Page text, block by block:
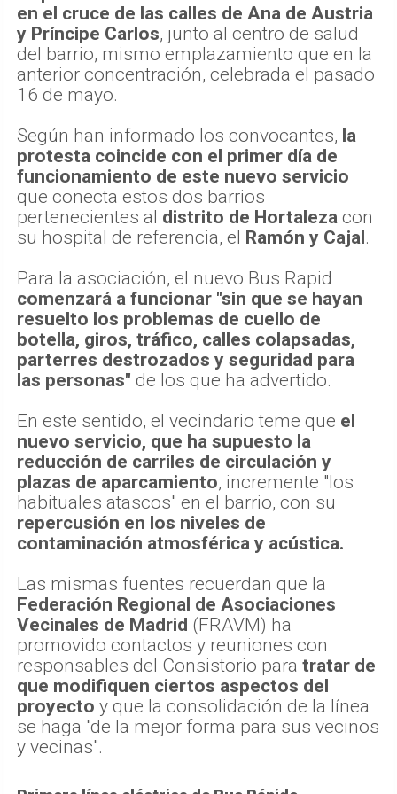
en el cruce de las calles de Ana de Austria
y Príncipe Carlos, junto al centro de salud
del barrio, mismo emplazamiento que en la
anterior concentración, celebrada el pasado
16 de mayo.
Según han informado los convocantes, la
protesta coincide con el primer día de
funcionamiento de este nuevo servicio
que conecta estos dos barrios
pertenecientes al distrito de Hortaleza con
su hospital de referencia, el Ramón y Cajal.
Para la asociación, el nuevo Bus Rapid
comenzará a funcionar "sin que se hayan
resuelto los problemas de cuello de
botella, giros, tráfico, calles colapsadas,
parterres destrozados y seguridad para
las personas" de los que ha advertido.
En este sentido, el vecindario teme que el
nuevo servicio, que ha supuesto la
reducción de carriles de circulación y
plazas de aparcamiento, incremente "los
habituales atascos" en el barrio, con su
repercusión en los niveles de
contaminación atmosférica y acústica.
Las mismas fuentes recuerdan que la
Federación Regional de Asociaciones
Vecinales de Madrid (FRAVM) ha
promovido contactos y reuniones con
responsables del Consistorio para tratar de
que modifiquen ciertos aspectos del
proyecto y que la consolidación de la línea
se haga "de la mejor forma para sus vecinos
y vecinas".